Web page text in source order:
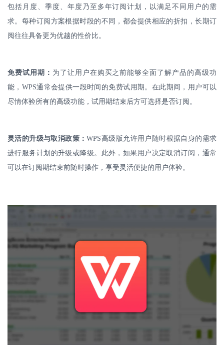
包括月度、季度、年度乃至多年订阅计划，以满足不同用户的需
求。每种订阅方案根据时段的不同，都会提供相应的折扣，长期订
阅往往具备更为优越的性价比。
免费试用期： 为了让用户在购买之前能够全面了解产品的高级功
能， WPS通常会提供一段时间的免费试用期。在此期间，用户可以
尽情体验所有的高级功能，试用期结束后方可选择是否订阅。
灵活的升级与取消政策：WPS高级版允许用户随时根据自身的需求
进行服务计划的升级或降级。此外，如果用户决定取消订阅，通常
可以在订阅期结束前随时操作，享受灵活便捷的用户体验。